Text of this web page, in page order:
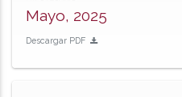
Mayo, 2025
Descargar PDF